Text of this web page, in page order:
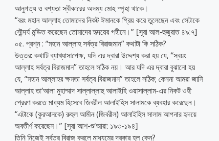
আনুগত্য ও বশ্যতা স্বীকারের অদম্য মোহ স্পৃহা থাকে।
‘‘বরং মহান আল্লাহ তোমাদের নিকট ঈমানকে প্রিয় করে তুলেছেন এবং সেটাকে
সৌন্দর্য মন্ডিত করেছেন তোমাদের হৃদয়ের গহীনে।” [সূরা আল-হুজুরাত ৪৯:৭]
০৫. প্রশ্ন : “মহান আল্লাহ সর্বত্র বিরাজমান” কথাটা কি সঠিক?
উত্তর: কথাটি ব্যাখ্যাসাপেক্ষ, যদি এর দ্বারা উদ্দেশ্য করা হয় যে, ‘‘স্বয়ং
আল্লাহ সর্বত্র বিরাজমান” তাহলে সঠিক নয়। আর যদি এর দ্বারা বুঝানো হয়
যে, ‘‘মহান আল্লাহর ক্ষমতা সর্বত্র বিরাজমান” তাহলে সঠিক; কেননা আমরা জানি
আল্লাহ তা‘আলা মুহাম্মাদ সাল্লাল্লাহু আলাইহি ওয়াসাল্লাম-এর নিকট ওহী
প্রেরণ করতে মাধ্যম হিসেবে জিবরীল আলাইহিস সালামকে ব্যবহার করেছেন।
‘‘এটাকে (কুরআনকে) রুহুল আমীন (জিবরীল) আলাইহিস সালাম আপনার হৃদয়ে
অবতীর্ণ করেছেন।” [সূরা আশ-শু‘আরা: ১৯৩-১৯৪]
তিনি নিজেই সর্বত্র বিরাজ করলে মাধ্যমের দরকার হল কেন?